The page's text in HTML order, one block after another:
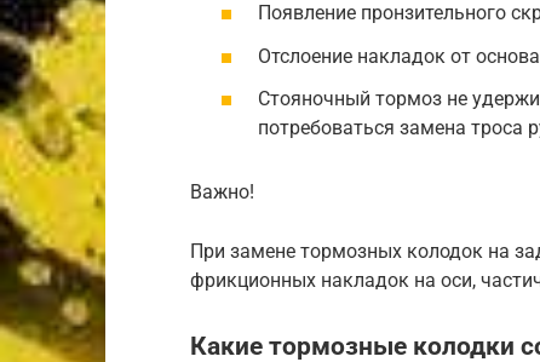
Появление пронзительного
Отслоение накладок от
Стояночный тормоз не
потребоваться замена троса
Важно!
При замене тормозных колодок на
фрикционных накладок на оси,
Какие тормозные колодки